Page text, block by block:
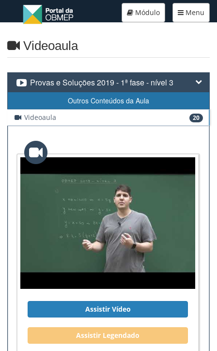
Menu
Módulo
Videoaula
Provas e Soluções 2019 - 1ª fase - nível 3
Outros Conteúdos da Aula
Videoaula 20
Assistir Vídeo
Assistir Legendado